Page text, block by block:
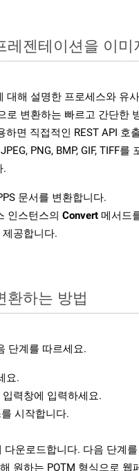
젠테이션을 이
대해 설명한 프로세스와 유
로 변환하는 빠르고 간단한
면 직접적인 REST API 호
PNG, BMP, GIF, TIFF를
.
문서를 변환합니다.
인스턴스의 Convert 메서드
공합니다.
환하는 방법
단계를 따르세요.
요.
력창에 입력하세요.
시작합니다.
운로드합니다. 다음 단계를
원하는 POTM 형식으로 웹